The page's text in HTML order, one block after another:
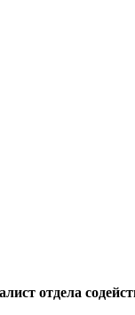
отдела